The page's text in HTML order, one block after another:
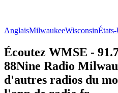
AnglaisMilwaukeeWisconsin
Écoutez WMSE -
88Nine Radio
d'autres radios du